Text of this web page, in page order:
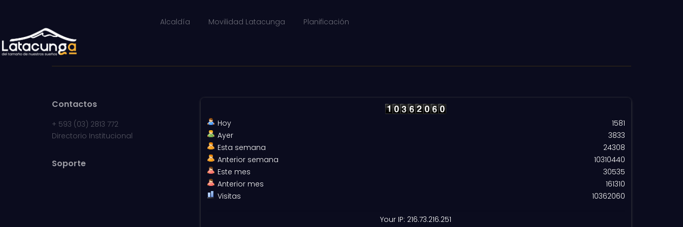
Alcaldía Movilidad Latacunga Planificación
Contactos
+ 593 (03) 2813 772
Directorio Institucional
Soporte
Hoy
Ayer
Esta semana
Anterior semana
Este mes
Anterior mes
Visitas
1581
3833
24308
10310440
30535
161310
10362060
Your IP: 216.73.216.251